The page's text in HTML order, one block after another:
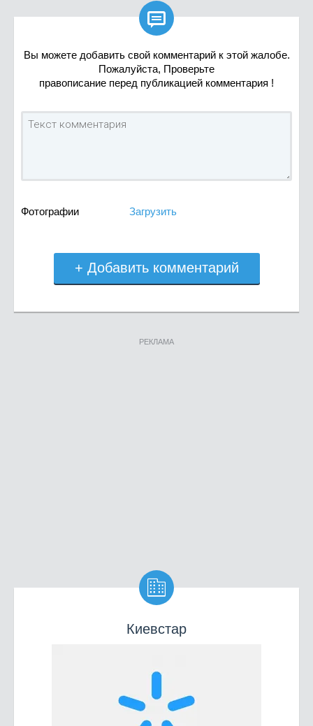

Вы можете добавить свой комментарий к этой жалобе.
Пожалуйста, Проверьте
правописание перед публикацией комментария !
Фотографии Загрузить
+ Добавить комментарий
РЕКЛАМА

Киевстар